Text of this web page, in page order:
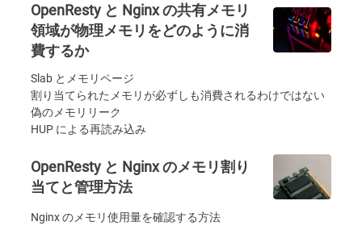
OpenResty と Nginx の共有メモリ
領域が物理メモリをどのように消
費するか
Slab とメモリページ
割り当てられたメモリが必ずしも消費されるわけではない
偽のメモリリーク
HUP による再読み込み
OpenResty と Nginx のメモリ割り
当てと管理方法
Nginx のメモリ使用量を確認する方法